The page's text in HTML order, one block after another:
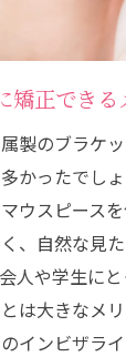
矯正できる
製のブラケ
かったでし
ウスピース
、自然な見
人や学生に
は大きなメ
インビザラ